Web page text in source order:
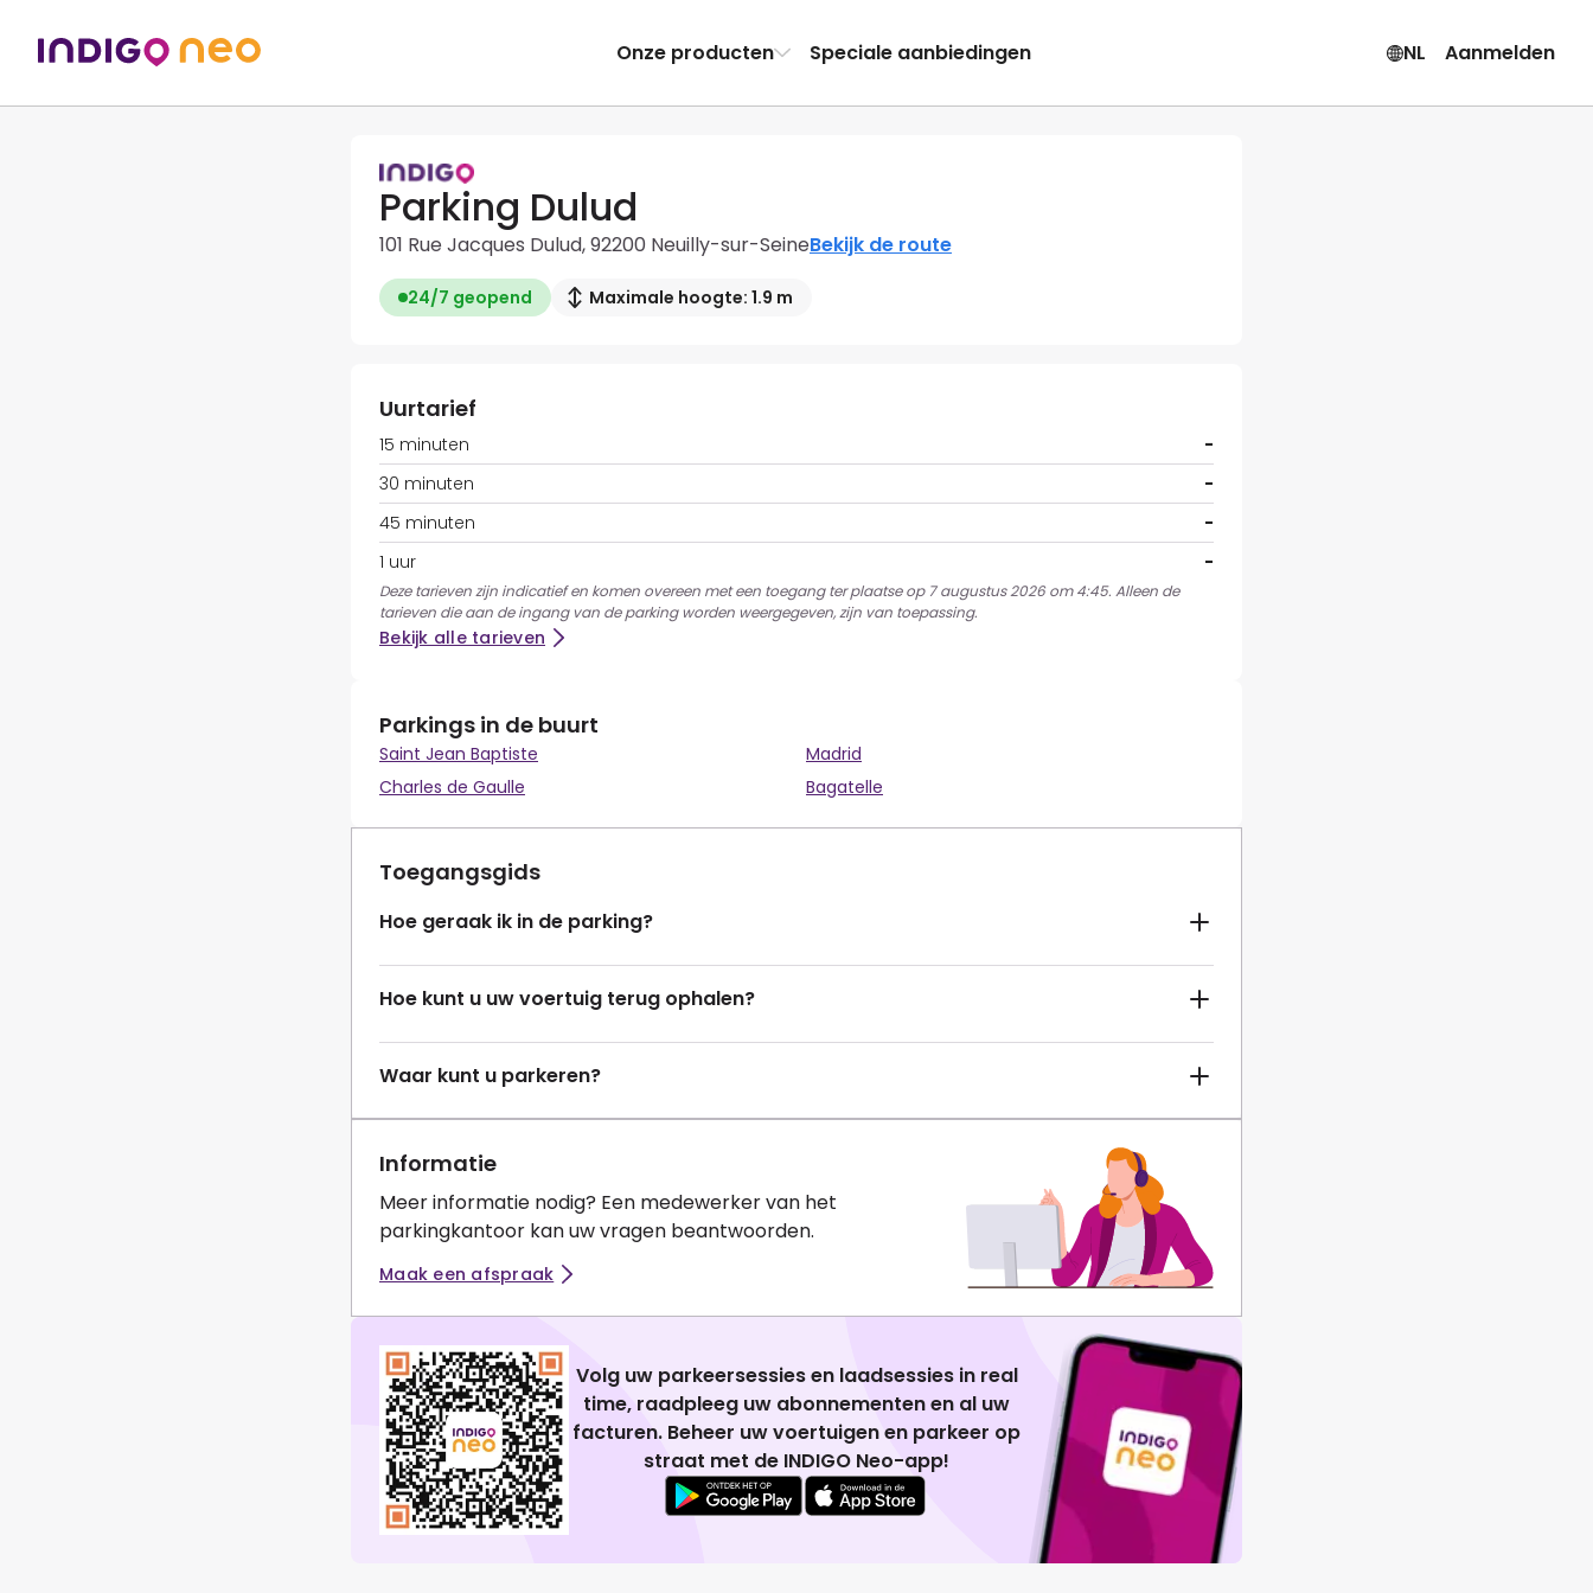
Onze producten Speciale aanbiedingen NL Aanmelden
Parking Dulud
101 Rue Jacques Dulud, 92200 Neuilly-sur-SeineBekijk de route
24/7 geopend Maximale hoogte: 1.9 m
Uurtarief
15 minuten
-
30 minuten
-
45 minuten
-
1 uur
-
Deze tarieven zijn indicatief en komen overeen met een toegang ter plaatse op 7 augustus 2026 om 4:45. Alleen de
tarieven die aan de ingang van de parking worden weergegeven, zijn van toepassing.
Bekijk alle tarieven
Parkings in de buurt
Saint Jean Baptiste
Madrid
Charles de Gaulle
Bagatelle
Toegangsgids
Hoe geraak ik in de parking?
Hoe kunt u uw voertuig terug ophalen?
Waar kunt u parkeren?
Informatie
Meer informatie nodig? Een medewerker van het
parkingkantoor kan uw vragen beantwoorden.
Maak een afspraak
Volg uw parkeersessies en laadsessies in real
time, raadpleeg uw abonnementen en al uw
facturen. Beheer uw voertuigen en parkeer op
straat met de INDIGO Neo-app!